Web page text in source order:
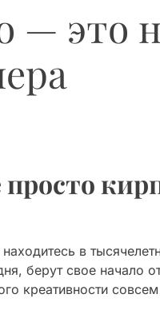
— это
в
берут свое начало
креативности